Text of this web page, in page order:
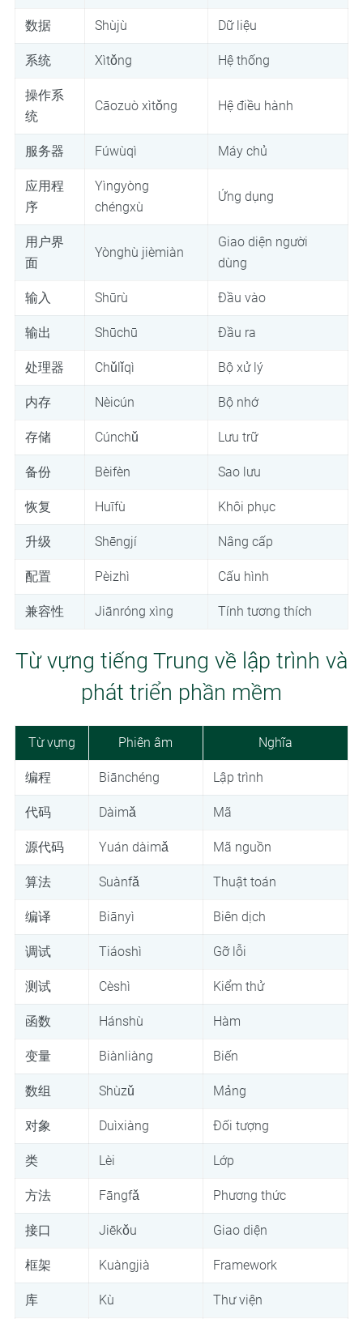
数据 Shùjù Dữ liệu
系统 Xìtǒng Hệ thống
操作系
统
Cāozuò xìtǒng Hệ điều hành
服务器 Fúwùqì Máy chủ
应用程
序
Yìngyòng
chéngxù
Ứng dụng
用户界
面
Yònghù jièmiàn
Giao diện người
dùng
输入 Shūrù Đầu vào
输出 Shūchū Đầu ra
处理器 Chǔlǐqì Bộ xử lý
内存 Nèicún Bộ nhớ
存储 Cúnchǔ Lưu trữ
备份 Bèifèn Sao lưu
恢复 Huīfù Khôi phục
升级 Shēngjí Nâng cấp
配置 Pèizhì Cấu hình
兼容性 Jiānróng xìng Tính tương thích
Từ vựng tiếng Trung về lập trình và
phát triển phần mềm
Từ vựng Phiên âm Nghĩa
编程 Biānchéng Lập trình
代码 Dàimǎ Mã
源代码 Yuán dàimǎ Mã nguồn
算法 Suànfǎ Thuật toán
编译 Biānyì Biên dịch
调试 Tiáoshì Gỡ lỗi
测试 Cèshì Kiểm thử
函数 Hánshù Hàm
变量 Biànliàng Biến
数组 Shùzǔ Mảng
对象 Duìxiàng Đối tượng
类 Lèi Lớp
方法 Fāngfǎ Phương thức
接口 Jiēkǒu Giao diện
框架 Kuàngjià Framework
库 Kù Thư viện